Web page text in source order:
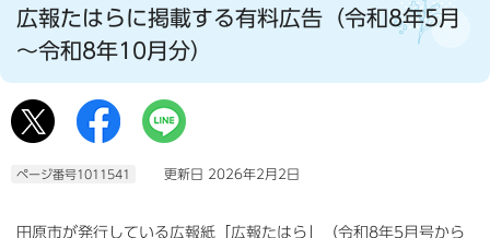
広報たはらに掲載する有料広告（令和8年5月
～令和8年10月分）
ページ番号1011541 更新日 2026年2月2日
田原市が発行している広報紙「広報たはら」（令和8年5月号から